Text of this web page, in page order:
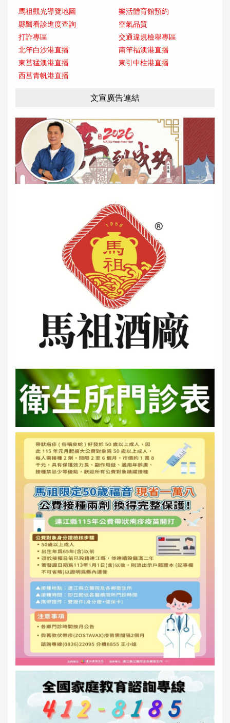
馬祖觀光導覽地圖
樂活體育館預約
縣醫看診進度查詢
空氣品質
打詐專區
交通違規檢舉專區
北竿白沙港直播
南竿福澳港直播
東莒猛澳港直播
東引中柱港直播
西莒青帆港直播
文宣廣告連結